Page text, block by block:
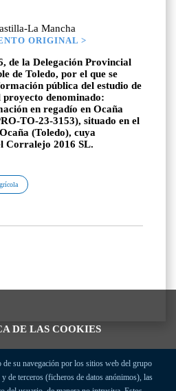
DE LAS COOKIES
su navegación por los sitios web del grupo
de terceros (ficheros de datos anónimos), las
La Mancha
ORIGINAL >
de la Delegación Provincial
de Toledo, por el que se
pública del estudio de
denominado:
en regadío en Ocaña
TO-23-3153), situado en el
(Toledo), cuya
Corralejo 2016 SL.